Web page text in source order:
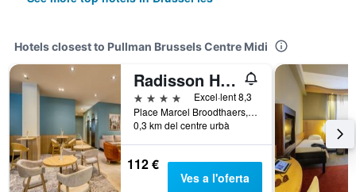
Hotels closest to Pullman Brussels Centre Midi
Radisson Hotel Brussels Centre Midi
4 estrelles
Excel·lent 8,3
Place Marcel Broodthaers, 3, Brussel·les, Bèlgica
0,3 km del centre urbà
112 €
Ves a l'oferta